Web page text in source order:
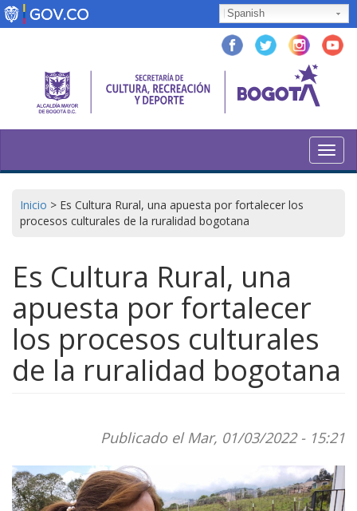
Pasar
al
Spanish
Inicio > Es Cultura Rural, una apuesta por fortalecer los
procesos culturales de la ruralidad bogotana
Es Cultura Rural, una
apuesta por fortalecer
los procesos culturales
de la ruralidad bogotana
Publicado el Mar, 01/03/2022 - 15:21